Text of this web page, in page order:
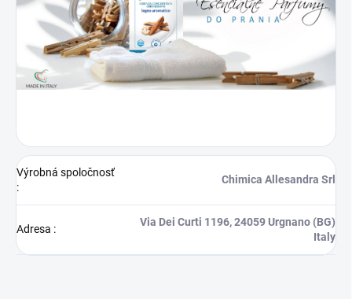
Výrobná spoločnosť
:
Chimica Allesandra Srl
Adresa :
Via Dei Curti 1196, 24059 Urgnano (BG)
Italy